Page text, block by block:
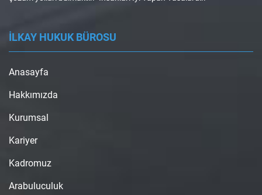
İLKAY HUKUK BÜROSU
Anasayfa
Hakkımızda
Kurumsal
Kariyer
Kadromuz
Arabuluculuk